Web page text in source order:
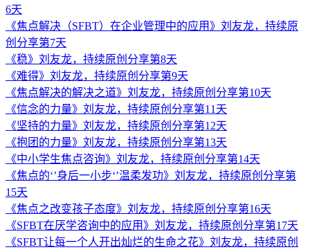
6天
《焦点解决（SFBT）在企业管理中的应用》刘友龙，持续原
创分享第7天
《稳》刘友龙，持续原创分享第8天
《难得》刘友龙，持续原创分享第9天
《焦点解决的解决之道》刘友龙，持续原创分享第10天
《信念的力量》刘友龙，持续原创分享第11天
《坚持的力量》刘友龙，持续原创分享第12天
《抱团的力量》刘友龙，持续原创分享第13天
《中小学生焦点咨询》刘友龙，持续原创分享第14天
《焦点的‘’身后一小步‘’温柔发功》刘友龙，持续原创分享第
15天
《焦点之改变孩子态度》刘友龙，持续原创分享第16天
《SFBT在厌学咨询中的应用》刘友龙，持续原创分享第17天
《SFBT让每一个人开出灿烂的生命之花》刘友龙，持续原创